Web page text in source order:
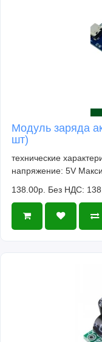
Модуль заряда
шт)
технические
напряжение: 5V
138.00р. Без НДС: